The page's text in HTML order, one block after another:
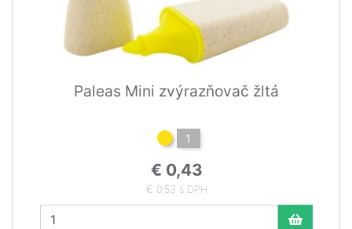
Paleas Mini zvýrazňovač žltá
1
€ 0,43
€ 0,53 s DPH